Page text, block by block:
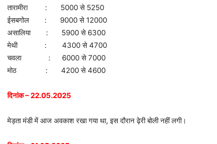
तारामीरा : 5000 से 5250
ईसबगोल : 9000 से 12000
असालिया : 5900 से 6300
मेथी : 4300 से 4700
चवला : 6000 से 7000
मोठ : 4200 से 4600
दिनांक – 22.05.2025
मेड़ता मंडी में आज अवकाश रखा गया था, इस दौरान ढ़ेरी बोली नहीं लगी।